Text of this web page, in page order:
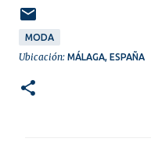
MODA
Ubicación: MÁLAGA, ESPAÑA